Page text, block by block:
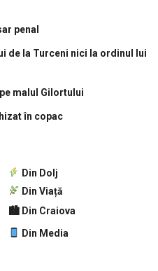
penal
de la Turceni nici la ordinul lui
malul Gilortului
în copac
Din Dolj
Din Viață
🏙 Din Craiova
Din Media